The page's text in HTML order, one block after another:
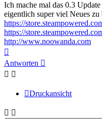
Ich mache mal das 0.3
eigentlich super viel Neues zu
https://
https://
http://www.noowanda.com
oben
Antworten
Druckansicht